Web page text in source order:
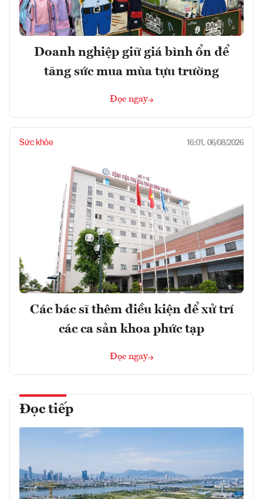
Doanh nghiệp giữ giá bình ổn để
tăng sức mua mùa tựu trường
Đọc ngay
Sức khỏe 16:01, 06/08/2026
Các bác sĩ thêm điều kiện để xử trí
các ca sản khoa phức tạp
Đọc ngay
Đọc tiếp